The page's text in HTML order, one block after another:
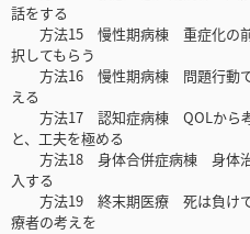
話をする
方法15 慢性期病棟 重症化の前
択してもらう
方法16 慢性期病棟 問題行動で
える
方法17 認知症病棟 QOLから考
と、工夫を極める
方法18 身体合併症病棟 身体治
入する
方法19 終末期医療 死は負けで
療者の考えを